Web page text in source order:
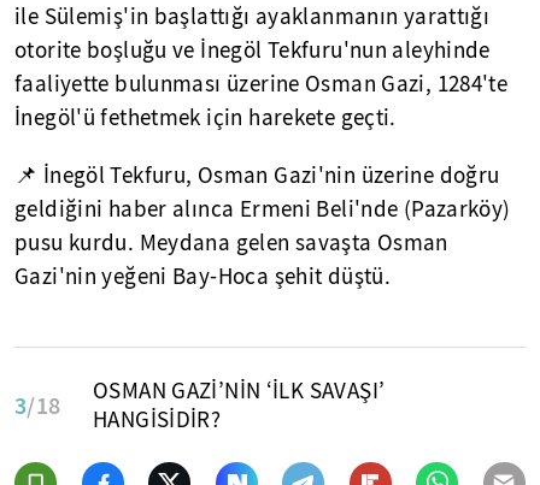
ile Sülemiş'in başlattığı ayaklanmanın yarattığı
otorite boşluğu ve İnegöl Tekfuru'nun aleyhinde
faaliyette bulunması üzerine Osman Gazi, 1284'te
İnegöl'ü fethetmek için harekete geçti.
📌 İnegöl Tekfuru, Osman Gazi'nin üzerine doğru
geldiğini haber alınca Ermeni Beli'nde (Pazarköy)
pusu kurdu. Meydana gelen savaşta Osman
Gazi'nin yeğeni Bay-Hoca şehit düştü.
3/18
OSMAN GAZİ’NİN ‘İLK SAVAŞI’
HANGİSİDİR?